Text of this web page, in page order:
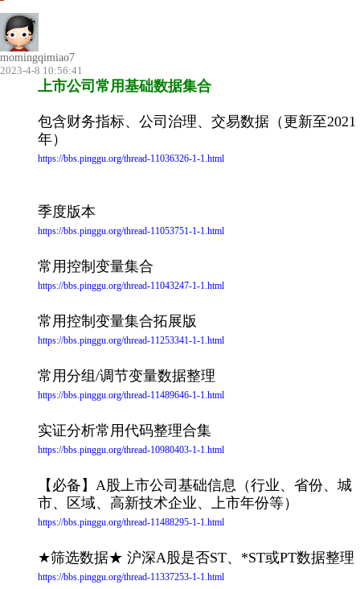
momingqimiao7
2023-4-8 10:56:41
上市公司常用基础数据集合
包含财务指标、公司治理、交易数据（更新至2021
年）
https://bbs.pinggu.org/thread-11036326-1-1.html
季度版本
https://bbs.pinggu.org/thread-11053751-1-1.html
常用控制变量集合
https://bbs.pinggu.org/thread-11043247-1-1.html
常用控制变量集合拓展版
https://bbs.pinggu.org/thread-11253341-1-1.html
常用分组/调节变量数据整理
https://bbs.pinggu.org/thread-11489646-1-1.html
实证分析常用代码整理合集
https://bbs.pinggu.org/thread-10980403-1-1.html
【必备】A股上市公司基础信息（行业、省份、城
市、区域、高新技术企业、上市年份等）
https://bbs.pinggu.org/thread-11488295-1-1.html
★筛选数据★ 沪深A股是否ST、*ST或PT数据整理
https://bbs.pinggu.org/thread-11337253-1-1.html